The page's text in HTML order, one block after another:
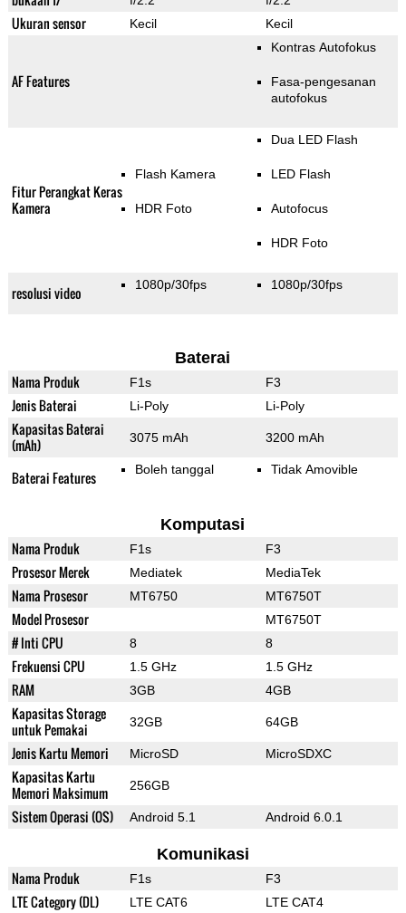
Ukuran sensor Kecil Kecil
AF Features
Kontras Autofokus
Fasa-pengesanan
autofokus
Fitur Perangkat Keras
Kamera
Flash Kamera
HDR Foto
Dua LED Flash
LED Flash
Autofocus
HDR Foto
resolusi video 1080p/30fps 1080p/30fps
Baterai
Nama Produk F1s F3
Jenis Baterai Li-Poly Li-Poly
Kapasitas Baterai
(mAh)
3075 mAh 3200 mAh
Baterai Features Boleh tanggal Tidak Amovible
Komputasi
Nama Produk F1s F3
Prosesor Merek Mediatek MediaTek
Nama Prosesor MT6750 MT6750T
Model Prosesor MT6750T
# Inti CPU 8 8
Frekuensi CPU 1.5 GHz 1.5 GHz
RAM 3GB 4GB
Kapasitas Storage
untuk Pemakai
32GB 64GB
Jenis Kartu Memori MicroSD MicroSDXC
Kapasitas Kartu
Memori Maksimum
256GB
Sistem Operasi (OS) Android 5.1 Android 6.0.1
Komunikasi
Nama Produk F1s F3
LTE Category (DL) LTE CAT6 LTE CAT4